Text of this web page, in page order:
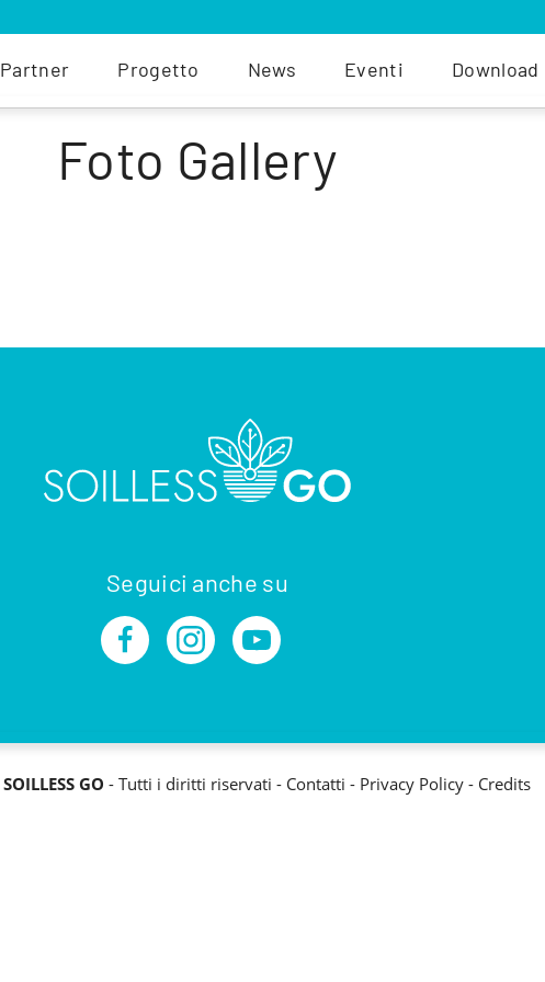
Partner Progetto News Eventi Download
Foto Gallery
Seguici anche su
SOILLESS GO - Tutti i diritti riservati - Contatti - Privacy Policy - Credits